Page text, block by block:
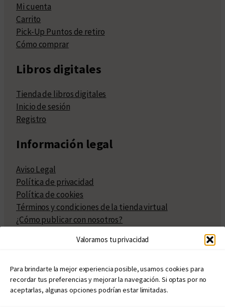
Valoramos tu privacidad
Para brindarte la mejor experiencia posible, usamos cookies para
recordar tus preferencias y mejorar la navegación. Si optas por no
aceptarlas, algunas opciones podrían estar limitadas.
Mi cuenta
Carrito
Pick-Up Puntos de retiro
Cómo comprar
Libros digitales
Tienda de libros digitales
Inicio de sesión
Registro
Información legal
Aviso Legal
Política de privacidad
Política de cookies
Términos y condiciones de la tienda virtual
¿Cómo publicar con nosotros?
Políticas de publicación
Políticas de coedición
Atribuciones